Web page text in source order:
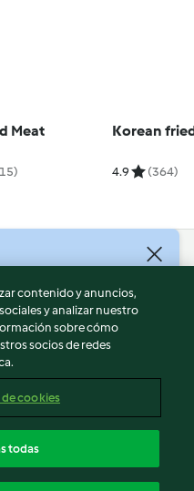
Meat Korean
4.9 (364)
contenido y anuncios,
y analizar nuestro
sobre cómo
socios de redes
cookies
todas